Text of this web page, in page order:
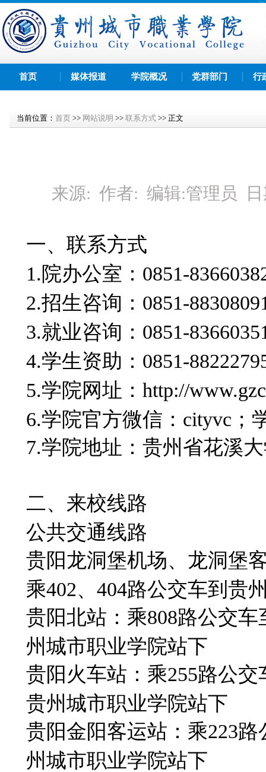
首页 媒体报道 学院概况 党群部门 行
当前位置： 首页 >> 网站说明 >> 联系方式 >> 正文
来源: 作者: 编辑:管理员
一、联系方式
1.院办公室：0851-
2.招生咨询：0851-
3.就业咨询：0851-
4.学生资助：0851-
5.学院网址：http://
6.学院官方微信：cityvc；
7.学院地址： 贵州省花溪
二、来校线路
公共交通线路
贵阳龙洞堡机场、龙洞堡
乘402、404路公交车到贵
贵阳北站：乘808路公交
州城市职业学院站下
贵阳火车站：乘255路公
贵州城市职业学院站下
贵阳金阳客运站：乘223
州城市职业学院站下